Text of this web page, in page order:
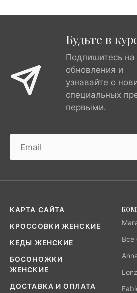
Будьте в
Подпишитесь на
обновления и
узнавайте о
специальных
первыми.
КАРТА САЙТА
КРОССОВКИ ЖЕНСКИЕ
КЕДЫ ЖЕНСКИЕ
БОСОНОЖКИ
ЖЕНСКИЕ
ДОСТАВКА И ОПЛАТА
Все